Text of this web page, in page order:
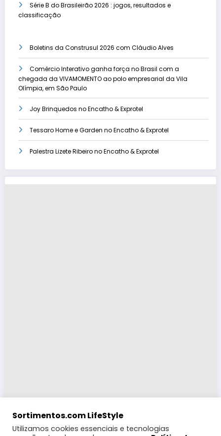
Série B do Brasileirão 2026 : jogos, resultados e
classificação
Boletins da Construsul 2026 com Cláudio Alves
Comércio Interativo ganha força no Brasil com a
chegada da VIVAMOMENTO ao polo empresarial da Vila
Olímpia, em São Paulo
Joy Brinquedos no Encatho & Exprotel
Tessaro Home e Garden no Encatho & Exprotel
Palestra Lizete Ribeiro no Encatho & Exprotel
Sortimentos.com LifeStyle
Utilizamos cookies essenciais e tecnologias